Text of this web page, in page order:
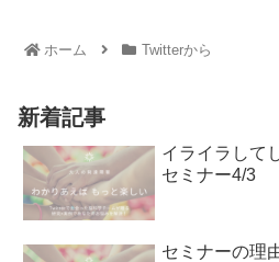
ホーム Twitterから
新着記事
イライラして
セミナー4/3
セミナーの理